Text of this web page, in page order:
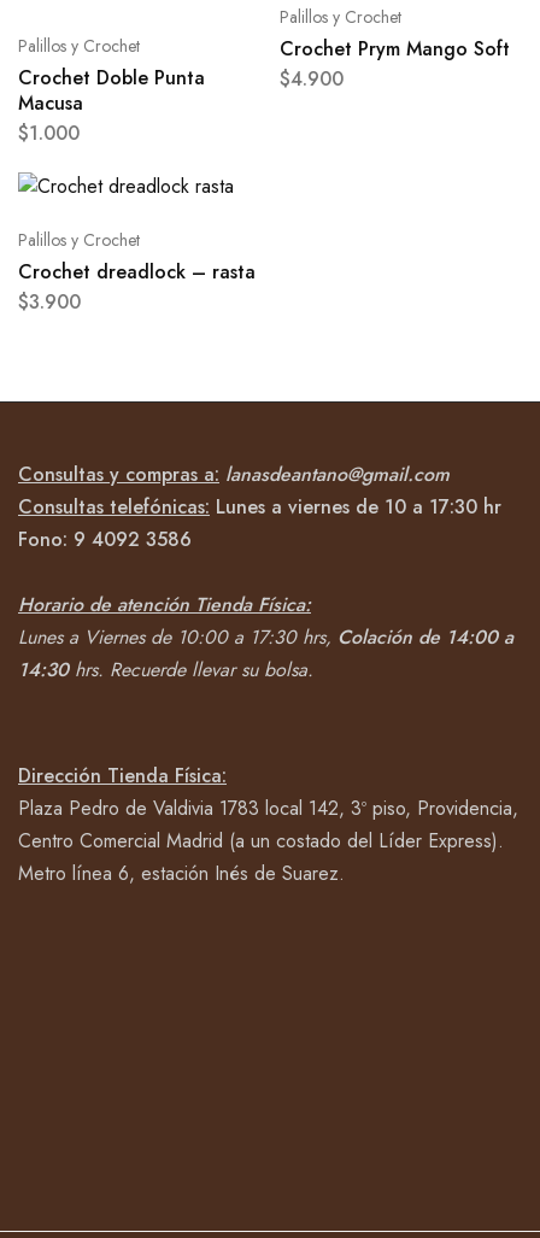
Palillos y Crochet
Crochet Doble Punta
Macusa
$1.000
Palillos y Crochet
Crochet Prym Mango Soft
$4.900
Palillos y Crochet
Crochet dreadlock – rasta
$3.900
Consultas y compras a: lanasdeantano@gmail.com
Consultas telefónicas: Lunes a viernes de 10 a 17:30 hr
Fono: 9 4092 3586
Horario de atención Tienda Física:
Lunes a Viernes de 10:00 a 17:30 hrs, Colación de 14:00 a
14:30hrs. Recuerde llevar su bolsa.
Dirección Tienda Física:
Plaza Pedro de Valdivia 1783 local 142, 3º piso, Providencia,
Centro Comercial Madrid (a un costado del Líder Express).
Metro línea 6, estación Inés de Suarez.